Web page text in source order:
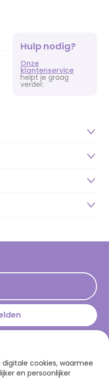
Hulp nodig?
Onze
klantenservice
helpt je graag
verder.
cookies, waarmee
en persoonlijker